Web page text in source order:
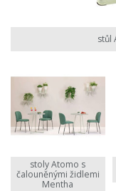
stůl
stoly Atomo s
čalouněnými židlemi
Mentha